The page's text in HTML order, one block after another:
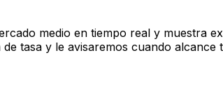
medio en tiempo real y muestra
tasa y le avisaremos cuando alcance